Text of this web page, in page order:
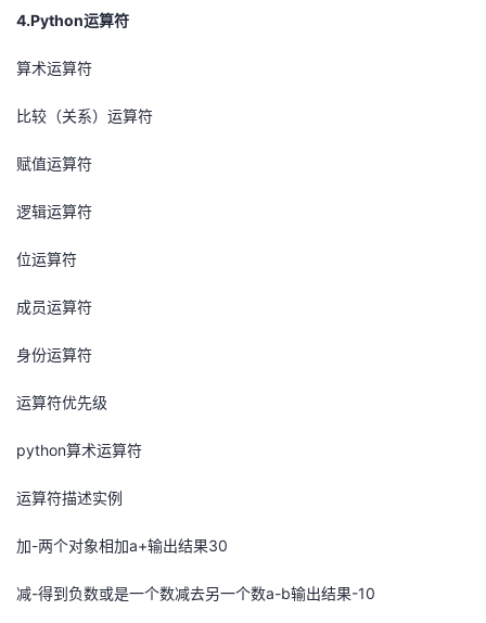
4.Python运算符
算术运算符
比较（关系）运算符
赋值运算符
逻辑运算符
位运算符
成员运算符
身份运算符
运算符优先级
python算术运算符
运算符描述实例
加-两个对象相加a+输出结果30
减-得到负数或是一个数减去另一个数a-b输出结果-10